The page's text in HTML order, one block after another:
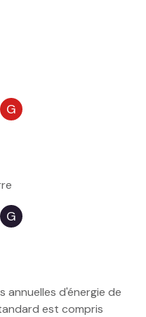
G
G
annuelles d'énergie de
est compris